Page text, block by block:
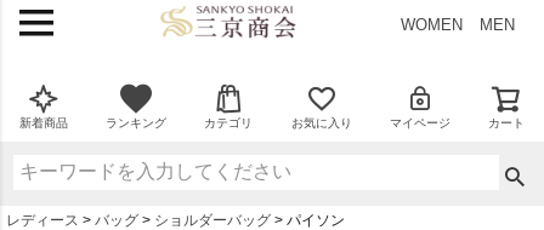
WOMEN MEN
新着商品 ランキング カテゴリ お気に入り マイページ カート
レディース バッグ ショルダーバッグ パイソン